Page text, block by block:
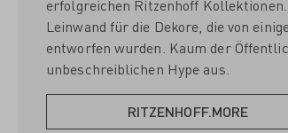
erfolgreichen Ritzenhoff
Leinwand für die Dekore, die von
entworfen wurden. Kaum der
unbeschreiblichen Hype aus.
RITZENHOFF.MORE